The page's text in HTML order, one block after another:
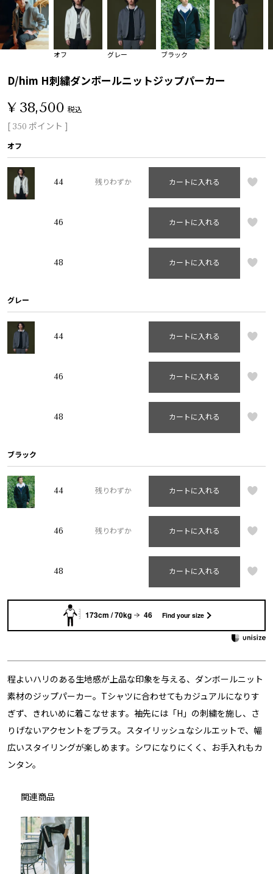
オフ グレー ブラック
D/him H刺繍ダンボールニットジップパーカー
¥ 38,500 税込
[ 350 ポイント ]
オフ
44 残りわずか カートに入れる
46 カートに入れる
48 カートに入れる
グレー
44 カートに入れる
46 カートに入れる
48 カートに入れる
ブラック
44 残りわずか カートに入れる
46 残りわずか カートに入れる
48 カートに入れる
173cm / 70kg 46 Find your size
程よいハリのある生地感が上品な印象を与える、ダンボールニット
素材のジップパーカー。Tシャツに合わせてもカジュアルになりす
ぎず、きれいめに着こなせます。袖先には「H」の刺繍を施し、さ
りげないアクセントをプラス。スタイリッシュなシルエットで、幅
広いスタイリングが楽しめます。シワになりにくく、お手入れもカ
ンタン。
関連商品